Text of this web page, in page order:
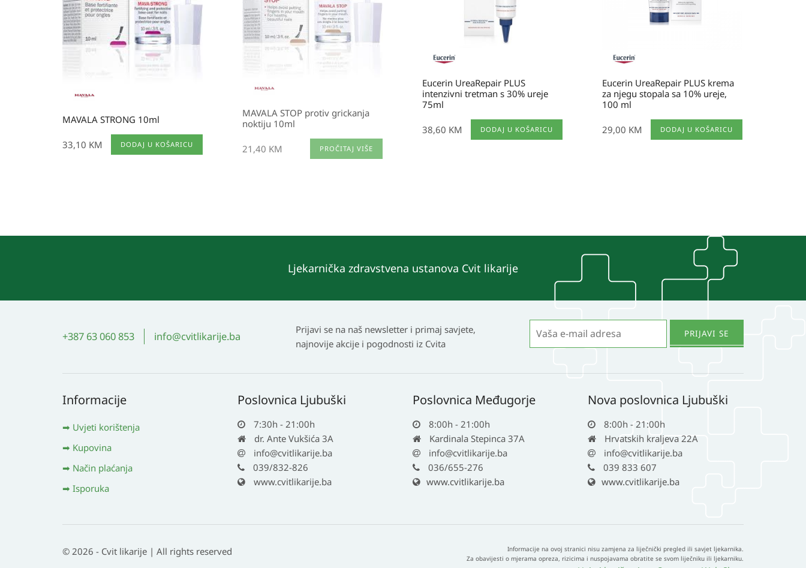
MAVALA STRONG 10ml
33,10 KM DODAJ U KOŠARICU
MAVALA STOP protiv grickanja
noktiju 10ml
21,40 KM PROČITAJ VIŠE
Eucerin UreaRepair PLUS
intenzivni tretman s 30% ureje
75ml
38,60 KM DODAJ U KOŠARICU
Eucerin UreaRepair PLUS krema
za njegu stopala sa 10% ureje,
100 ml
29,00 KM DODAJ U KOŠARICU
Ljekarnička zdravstvena ustanova Cvit likarije
+387 63 060 853 info@cvitlikarije.ba
Prijavi se na naš newsletter i primaj savjete,
najnovije akcije i pogodnosti iz Cvita
Informacije
Uvjeti korištenja
Kupovina
Način plaćanja
Isporuka
Poslovnica Ljubuški
7:30h - 21:00h
dr. Ante Vukšića 3A
info@cvitlikarije.ba
039/832-826
www.cvitlikarije.ba
Poslovnica Međugorje
8:00h - 21:00h
Kardinala Stepinca 37A
info@cvitlikarije.ba
036/655-276
www.cvitlikarije.ba
Nova poslovnica Ljubuški
8:00h - 21:00h
Hrvatskih kraljeva 22A
info@cvitlikarije.ba
039 833 607
www.cvitlikarije.ba
© 2026 - Cvit likarije | All rights reserved
Informacije na ovoj stranici nisu zamjena za liječnički pregled ili savjet ljekarnika.
Za obavijesti o mjerama opreza, rizicima i nuspojavama obratite se svom liječniku ili ljekarniku.